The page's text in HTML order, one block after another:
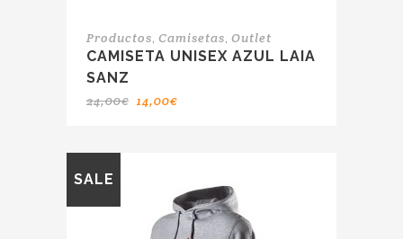
Productos, Camisetas, Outlet
CAMISETA UNISEX AZUL LAIA
SANZ
24,00€ 14,00€
SALE